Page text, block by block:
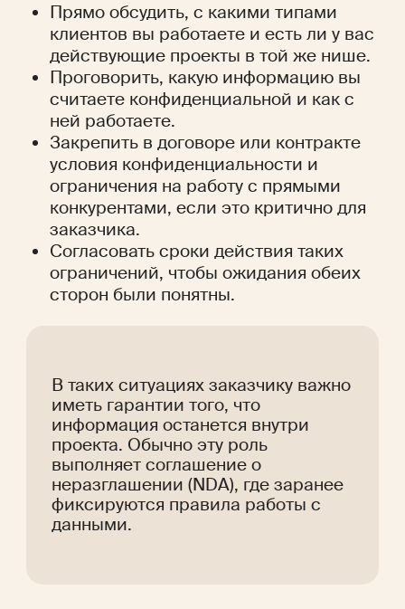
Прямо обсудить, с какими типами
клиентов вы работаете и есть ли у вас
действующие проекты в той же нише.
Проговорить, какую информацию вы
считаете конфиденциальной и как с
ней работаете.
Закрепить в договоре или контракте
условия конфиденциальности и
ограничения на работу с прямыми
конкурентами, если это критично для
заказчика.
Согласовать сроки действия таких
ограничений, чтобы ожидания обеих
сторон были понятны.
В таких ситуациях заказчику важно
иметь гарантии того, что
информация останется внутри
проекта. Обычно эту роль
выполняет соглашение о
неразглашении (NDA), где заранее
фиксируются правила работы с
данными.